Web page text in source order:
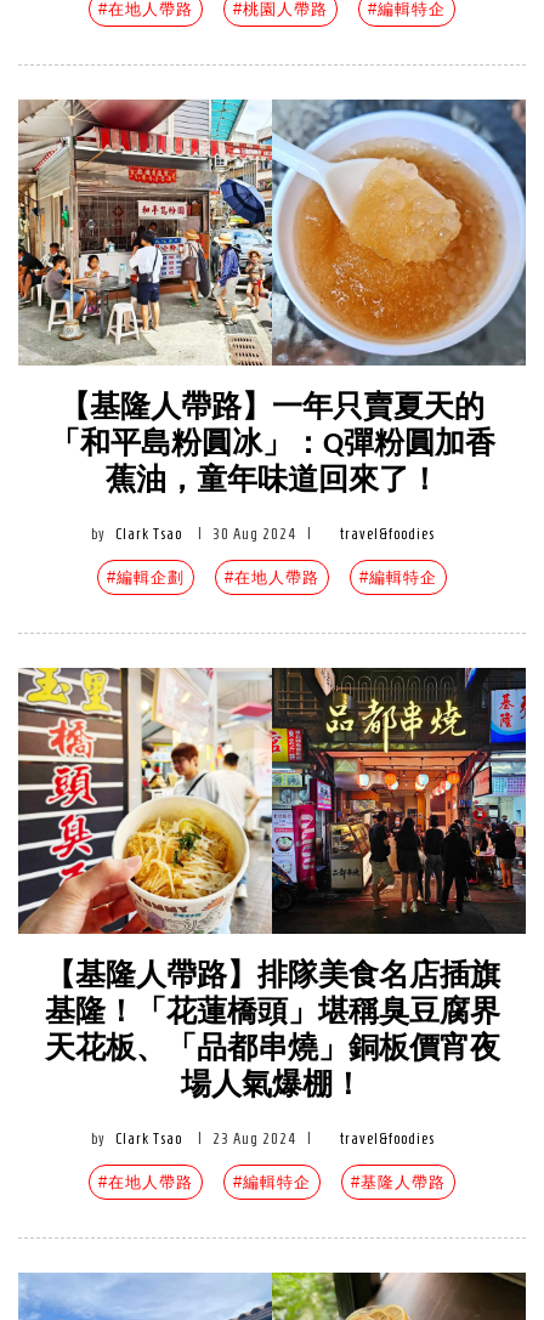
#在地人帶路 #桃園人帶路 #編輯特企
【基隆人帶路】一年只賣夏天的
「和平島粉圓冰」：Q彈粉圓加香
蕉油，童年味道回來了！
by Clark Tsao 30 Aug 2024 travel&foodies
#編輯企劃 #在地人帶路 #編輯特企
【基隆人帶路】排隊美食名店插旗
基隆！「花蓮橋頭」堪稱臭豆腐界
天花板、「品都串燒」銅板價宵夜
場人氣爆棚！
by Clark Tsao 23 Aug 2024 travel&foodies
#在地人帶路 #編輯特企 #基隆人帶路